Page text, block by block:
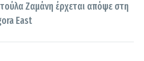
Ζαμάνη έρχεται απόψε στη
East